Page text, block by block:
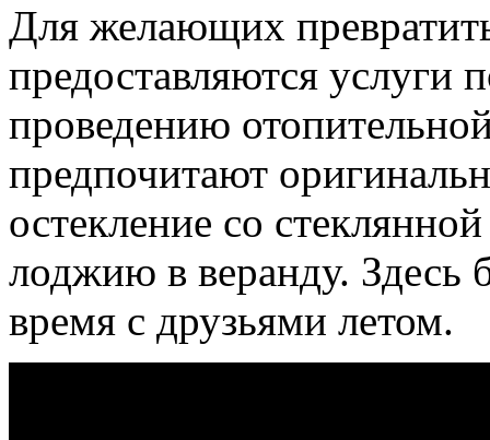
Для желающих
предоставляются услуги
проведению
предпочитают
остекление со
лоджию в веранду. Здесь
время с друзьями летом.